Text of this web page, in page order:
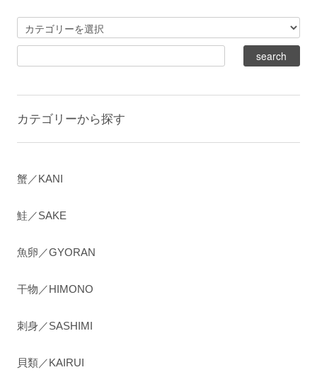
カテゴリーから探す
蟹／KANI
鮭／SAKE
魚卵／GYORAN
干物／HIMONO
刺身／SASHIMI
貝類／KAIRUI